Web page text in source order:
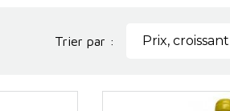
du Moyen Âge que le
l’émergence de l’
AOP Anjou
Trier par : Prix, croissant